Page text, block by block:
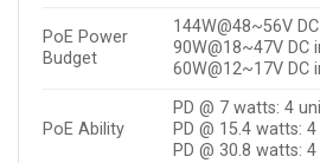
PoE Power
Budget
144W@48~56V
90W@18~47V DC
60W@12~17V DC
PoE Ability
PD @ 7 watts: 4
PD @ 15.4 watts:
PD @ 30.8 watts: